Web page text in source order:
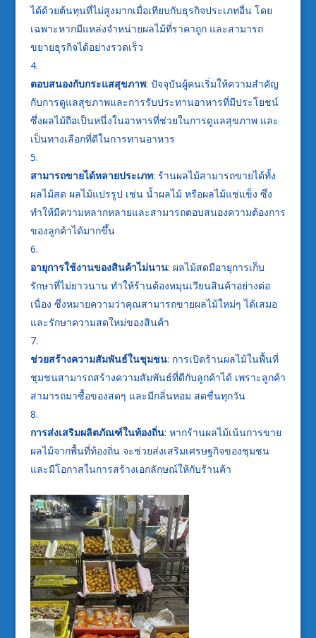
ได้ด้วยต้นทุนที่ไม่สูงมากเมื่อเทียบกับธุรกิจประเภทอื่น โดย
เฉพาะหากมีแหล่งจำหน่ายผลไม้ที่ราคาถูก และสามารถ
ขยายธุรกิจได้อย่างรวดเร็ว
ตอบสนองกับกระแสสุขภาพ: ปัจจุบันผู้คนเริ่มให้ความสำคัญ
กับการดูแลสุขภาพและการรับประทานอาหารที่มีประโยชน์
ซึ่งผลไม้ถือเป็นหนึ่งในอาหารที่ช่วยในการดูแลสุขภาพ และ
เป็นทางเลือกที่ดีในการทานอาหาร
สามารถขายได้หลายประเภท: ร้านผลไม้สามารถขายได้ทั้ง
ผลไม้สด ผลไม้แปรรูป เช่น น้ำผลไม้ หรือผลไม้แช่แข็ง ซึ่ง
ทำให้มีความหลากหลายและสามารถตอบสนองความต้องการ
ของลูกค้าได้มากขึ้น
อายุการใช้งานของสินค้าไม่นาน: ผลไม้สดมีอายุการเก็บ
รักษาที่ไม่ยาวนาน ทำให้ร้านต้องหมุนเวียนสินค้าอย่างต่อ
เนื่อง ซึ่งหมายความว่าคุณสามารถขายผลไม้ใหม่ๆ ได้เสมอ
และรักษาความสดใหม่ของสินค้า
ช่วยสร้างความสัมพันธ์ในชุมชน: การเปิดร้านผลไม้ในพื้นที่
ชุมชนสามารถสร้างความสัมพันธ์ที่ดีกับลูกค้าได้ เพราะลูกค้า
สามารถมาซื้อของสดๆ และมีกลิ่นหอม สดชื่นทุกวัน
การส่งเสริมผลิตภัณฑ์ในท้องถิ่น: หากร้านผลไม้เน้นการขาย
ผลไม้จากพื้นที่ท้องถิ่น จะช่วยส่งเสริมเศรษฐกิจของชุมชน
และมีโอกาสในการสร้างเอกลักษณ์ให้กับร้านค้า